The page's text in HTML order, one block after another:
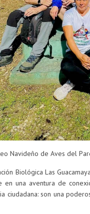
Navideño de Aves del
Biológica Las
una aventura de
ciudadana: son una